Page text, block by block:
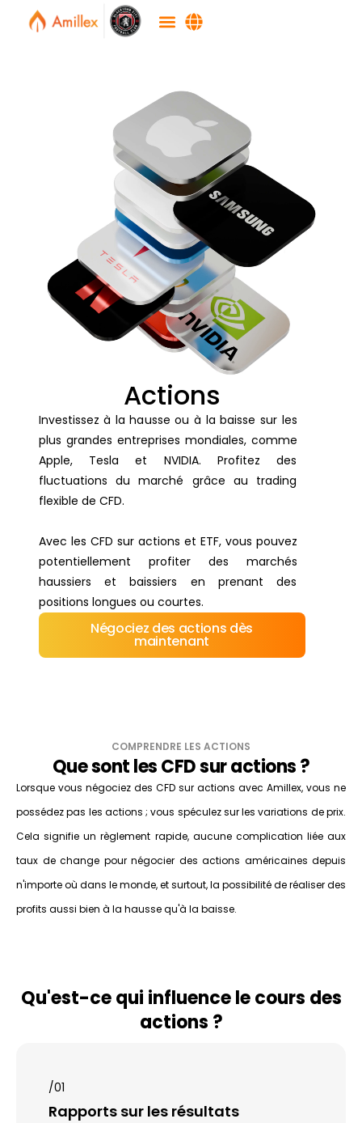
Actions
Investissez à la hausse ou à la baisse sur les
plus grandes entreprises mondiales, comme
Apple, Tesla et NVIDIA. Profitez des
fluctuations du marché grâce au trading
flexible de CFD.
Avec les CFD sur actions et ETF, vous pouvez
potentiellement profiter des marchés
haussiers et baissiers en prenant des
positions longues ou courtes.
Négociez des actions dès
maintenant
COMPRENDRE LES ACTIONS
Que sont les CFD sur actions ?
Lorsque vous négociez des CFD sur actions avec Amillex, vous ne
possédez pas les actions ; vous spéculez sur les variations de prix.
Cela signifie un règlement rapide, aucune complication liée aux
taux de change pour négocier des actions américaines depuis
n'importe où dans le monde, et surtout, la possibilité de réaliser des
profits aussi bien à la hausse qu'à la baisse.
Qu'est-ce qui influence le cours des
actions ?
/01
Rapports sur les résultats